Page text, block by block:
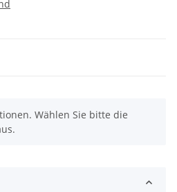
Wählen Sie bitte die